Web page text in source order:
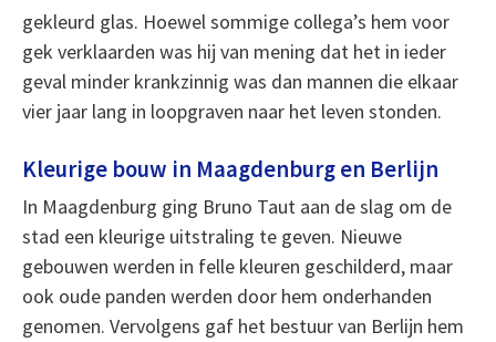
gekleurd glas. Hoewel sommige collega’s hem voor
gek verklaarden was hij van mening dat het in ieder
geval minder krankzinnig was dan mannen die elkaar
vier jaar lang in loopgraven naar het leven stonden.
Kleurige bouw in Maagdenburg en Berlijn
In Maagdenburg ging Bruno Taut aan de slag om de
stad een kleurige uitstraling te geven. Nieuwe
gebouwen werden in felle kleuren geschilderd, maar
ook oude panden werden door hem onderhanden
genomen. Vervolgens gaf het bestuur van Berlijn hem